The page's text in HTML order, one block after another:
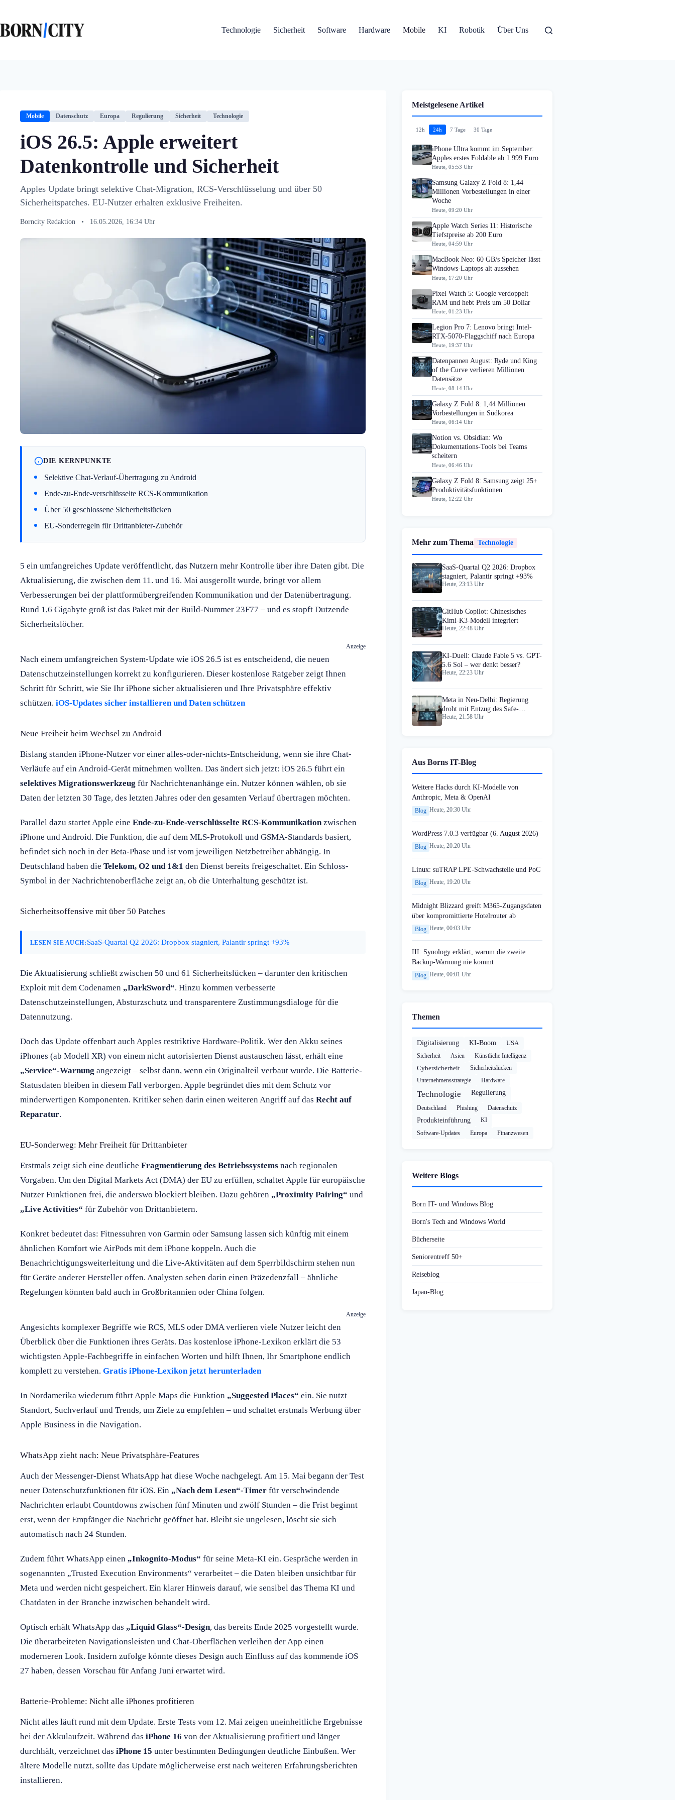
springen
Technologie
Sicherheit Software Hardware Mobile KI Robotik Über Uns
Mobile Datenschutz Europa Regulierung Sicherheit Technologie
iOS 26.5: Apple erweitert
Datenkontrolle und Sicherheit
Apples Update bringt selektive Chat-Migration, RCS-Verschlüsselung und über 50
Sicherheitspatches. EU-Nutzer erhalten exklusive Freiheiten.
Borncity Redaktion • 16.05.2026, 16:34 Uhr
DIE KERNPUNKTE
Selektive Chat-Verlauf-Übertragung zu Android
Ende-zu-Ende-verschlüsselte RCS-Kommunikation
Über 50 geschlossene Sicherheitslücken
EU-Sonderregeln für Drittanbieter-Zubehör
5 ein umfangreiches Update veröffentlicht, das Nutzern mehr Kontrolle über ihre Daten gibt. Die
Aktualisierung, die zwischen dem 11. und 16. Mai ausgerollt wurde, bringt vor allem
Verbesserungen bei der plattformübergreifenden Kommunikation und der Datenübertragung.
Rund 1,6 Gigabyte groß ist das Paket mit der Build-Nummer 23F77 – und es stopft Dutzende
Sicherheitslöcher.
Anzeige
Nach einem umfangreichen System-Update wie iOS 26.5 ist es entscheidend, die neuen
Datenschutzeinstellungen korrekt zu konfigurieren. Dieser kostenlose Ratgeber zeigt Ihnen
Schritt für Schritt, wie Sie Ihr iPhone sicher aktualisieren und Ihre Privatsphäre effektiv
schützen. iOS-Updates sicher installieren und Daten schützen
Neue Freiheit beim Wechsel zu Android
Bislang standen iPhone-Nutzer vor einer alles-oder-nichts-Entscheidung, wenn sie ihre Chat-
Verläufe auf ein Android-Gerät mitnehmen wollten. Das ändert sich jetzt: iOS 26.5 führt ein
selektives Migrationswerkzeug für Nachrichtenanhänge ein. Nutzer können wählen, ob sie
Daten der letzten 30 Tage, des letzten Jahres oder den gesamten Verlauf übertragen möchten.
Parallel dazu startet Apple eine Ende-zu-Ende-verschlüsselte RCS-Kommunikation zwischen
iPhone und Android. Die Funktion, die auf dem MLS-Protokoll und GSMA-Standards basiert,
befindet sich noch in der Beta-Phase und ist vom jeweiligen Netzbetreiber abhängig. In
Deutschland haben die Telekom, O2 und 1&1 den Dienst bereits freigeschaltet. Ein Schloss-
Symbol in der Nachrichtenoberfläche zeigt an, ob die Unterhaltung geschützt ist.
Sicherheitsoffensive mit über 50 Patches
LESEN SIE AUCH: SaaS-Quartal Q2 2026: Dropbox stagniert, Palantir springt +93%
Die Aktualisierung schließt zwischen 50 und 61 Sicherheitslücken – darunter den kritischen
Exploit mit dem Codenamen „DarkSword“. Hinzu kommen verbesserte
Datenschutzeinstellungen, Absturzschutz und transparentere Zustimmungsdialoge für die
Datennutzung.
Doch das Update offenbart auch Apples restriktive Hardware-Politik. Wer den Akku seines
iPhones (ab Modell XR) von einem nicht autorisierten Dienst austauschen lässt, erhält eine
„Service“-Warnung angezeigt – selbst dann, wenn ein Originalteil verbaut wurde. Die Batterie-
Statusdaten bleiben in diesem Fall verborgen. Apple begründet dies mit dem Schutz vor
minderwertigen Komponenten. Kritiker sehen darin einen weiteren Angriff auf das Recht auf
Reparatur.
EU-Sonderweg: Mehr Freiheit für Drittanbieter
Erstmals zeigt sich eine deutliche Fragmentierung des Betriebssystems nach regionalen
Vorgaben. Um den Digital Markets Act (DMA) der EU zu erfüllen, schaltet Apple für europäische
Nutzer Funktionen frei, die anderswo blockiert bleiben. Dazu gehören „Proximity Pairing“ und
„Live Activities“ für Zubehör von Drittanbietern.
Konkret bedeutet das: Fitnessuhren von Garmin oder Samsung lassen sich künftig mit einem
ähnlichen Komfort wie AirPods mit dem iPhone koppeln. Auch die
Benachrichtigungsweiterleitung und die Live-Aktivitäten auf dem Sperrbildschirm stehen nun
für Geräte anderer Hersteller offen. Analysten sehen darin einen Präzedenzfall – ähnliche
Regelungen könnten bald auch in Großbritannien oder China folgen.
Anzeige
Angesichts komplexer Begriffe wie RCS, MLS oder DMA verlieren viele Nutzer leicht den
Überblick über die Funktionen ihres Geräts. Das kostenlose iPhone-Lexikon erklärt die 53
wichtigsten Apple-Fachbegriffe in einfachen Worten und hilft Ihnen, Ihr Smartphone endlich
komplett zu verstehen. Gratis iPhone-Lexikon jetzt herunterladen
In Nordamerika wiederum führt Apple Maps die Funktion „Suggested Places“ ein. Sie nutzt
Standort, Suchverlauf und Trends, um Ziele zu empfehlen – und schaltet erstmals Werbung über
Apple Business in die Navigation.
WhatsApp zieht nach: Neue Privatsphäre-Features
Auch der Messenger-Dienst WhatsApp hat diese Woche nachgelegt. Am 15. Mai begann der Test
neuer Datenschutzfunktionen für iOS. Ein „Nach dem Lesen“-Timer für verschwindende
Nachrichten erlaubt Countdowns zwischen fünf Minuten und zwölf Stunden – die Frist beginnt
erst, wenn der Empfänger die Nachricht geöffnet hat. Bleibt sie ungelesen, löscht sie sich
automatisch nach 24 Stunden.
Zudem führt WhatsApp einen „Inkognito-Modus“ für seine Meta-KI ein. Gespräche werden in
sogenannten „Trusted Execution Environments“ verarbeitet – die Daten bleiben unsichtbar für
Meta und werden nicht gespeichert. Ein klarer Hinweis darauf, wie sensibel das Thema KI und
Chatdaten in der Branche inzwischen behandelt wird.
Optisch erhält WhatsApp das „Liquid Glass“-Design, das bereits Ende 2025 vorgestellt wurde.
Die überarbeiteten Navigationsleisten und Chat-Oberflächen verleihen der App einen
moderneren Look. Insidern zufolge könnte dieses Design auch Einfluss auf das kommende iOS
27 haben, dessen Vorschau für Anfang Juni erwartet wird.
Batterie-Probleme: Nicht alle iPhones profitieren
Nicht alles läuft rund mit dem Update. Erste Tests vom 12. Mai zeigen uneinheitliche Ergebnisse
bei der Akkulaufzeit. Während das iPhone 16 von der Aktualisierung profitiert und länger
durchhält, verzeichnet das iPhone 15 unter bestimmten Bedingungen deutliche Einbußen. Wer
ältere Modelle nutzt, sollte das Update möglicherweise erst nach weiteren Erfahrungsberichten
installieren.
Meistgelesene Artikel
12h 24h 7 Tage 30 Tage
iPhone Ultra kommt im September:
Apples erstes Foldable ab 1.999 Euro
Heute, 05:53 Uhr
Samsung Galaxy Z Fold 8: 1,44
Millionen Vorbestellungen in einer
Woche
Heute, 09:20 Uhr
Apple Watch Series 11: Historische
Tiefstpreise ab 200 Euro
Heute, 04:59 Uhr
MacBook Neo: 60 GB/s Speicher lässt
Windows-Laptops alt aussehen
Heute, 17:20 Uhr
Pixel Watch 5: Google verdoppelt
RAM und hebt Preis um 50 Dollar
Heute, 01:23 Uhr
Legion Pro 7: Lenovo bringt Intel-
RTX-5070-Flaggschiff nach Europa
Heute, 19:37 Uhr
Datenpannen August: Ryde und King
of the Curve verlieren Millionen
Datensätze
Heute, 08:14 Uhr
Galaxy Z Fold 8: 1,44 Millionen
Vorbestellungen in Südkorea
Heute, 06:14 Uhr
Notion vs. Obsidian: Wo
Dokumentations-Tools bei Teams
scheitern
Heute, 06:46 Uhr
Galaxy Z Fold 8: Samsung zeigt 25+
Produktivitätsfunktionen
Heute, 12:22 Uhr
Mehr zum Thema Technologie
SaaS-Quartal Q2 2026: Dropbox
stagniert, Palantir springt +93%
Heute, 23:13 Uhr
GitHub Copilot: Chinesisches
Kimi-K3-Modell integriert
Heute, 22:48 Uhr
KI-Duell: Claude Fable 5 vs. GPT-
5.6 Sol – wer denkt besser?
Heute, 22:23 Uhr
Meta in Neu-Delhi: Regierung
droht mit Entzug des Safe-
Harbour-Schutzes
Heute, 21:58 Uhr
Aus Borns IT-Blog
Weitere Hacks durch KI-Modelle von
Anthropic, Meta & OpenAI
Blog Heute, 20:30 Uhr
WordPress 7.0.3 verfügbar (6. August 2026)
Blog Heute, 20:20 Uhr
Linux: suTRAP LPE-Schwachstelle und PoC
Blog Heute, 19:20 Uhr
Midnight Blizzard greift M365-Zugangsdaten
über kompromittierte Hotelrouter ab
Blog Heute, 00:03 Uhr
III: Synology erklärt, warum die zweite
Backup-Warnung nie kommt
Blog Heute, 00:01 Uhr
Themen
Digitalisierung KI-Boom USA
Sicherheit Asien Künstliche Intelligenz
Cybersicherheit
Sicherheitslücken
Unternehmensstrategie
Hardware
Technologie Regulierung
Deutschland Phishing Datenschutz
Produkteinführung
KI
Software-Updates
Europa Finanzwesen
Weitere Blogs
Born IT- und Windows Blog
Born's Tech and Windows World
Bücherseite
Seniorentreff 50+
Reiseblog
Japan-Blog